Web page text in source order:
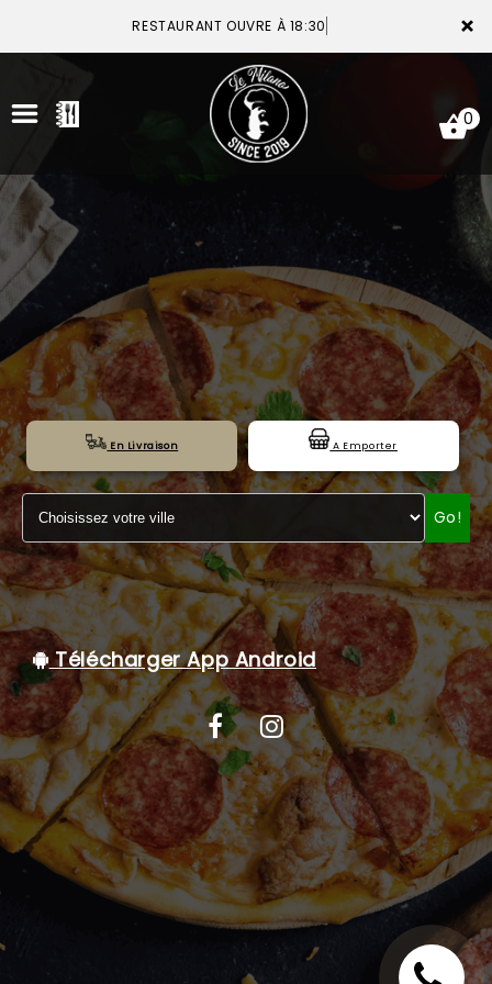
×
RESTAURANT OUVRE À 18:30
ACCUEIL
LA CARTE
VOTRE COMPTE
NOTRE RESTAURANT
VOS AVIS
MENTIONS LÉGALES
C.G.V
0
En Livraison A Emporter
Go!
Télécharger App Android